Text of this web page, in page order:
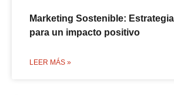
Marketing Sostenible:
para un impacto positivo
LEER MÁS »